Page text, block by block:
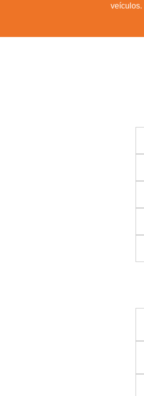
veículos.